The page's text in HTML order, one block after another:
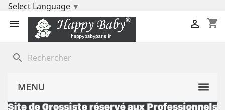
Select Language ▼
 shopping_cart

search
MENU